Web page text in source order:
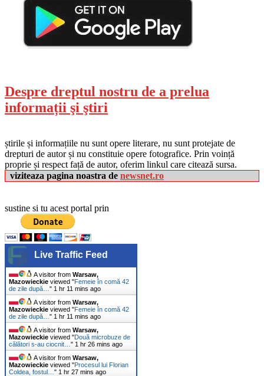
Despre dreptul nostru de a prelua
informații şi ştiri
știrile și informațiile nu sunt opere literare, nu sunt protejate de
drepturi de autor și nu constituie opere fotografice. Prin voință
proprie și respect față de autor, oferim linkul care citează sursa.
viziteaza pagina noastra de newsnet.ro
sustine si tu acest portal prin
Live Traffic Feed
A visitor from Warsaw,
Mazowieckie viewed "Femeie în comă 42
de zile după… " 1 hr 11 mins ago
A visitor from Warsaw,
Mazowieckie viewed "Femeie în comă 42
de zile după… " 1 hr 11 mins ago
A visitor from Warsaw,
Mazowieckie viewed "Două microbuze de
călători s-au ciocnit… " 1 hr 26 mins ago
A visitor from Warsaw,
Mazowieckie viewed "Procesul lui Florian
Coldea, fostul… " 1 hr 27 mins ago